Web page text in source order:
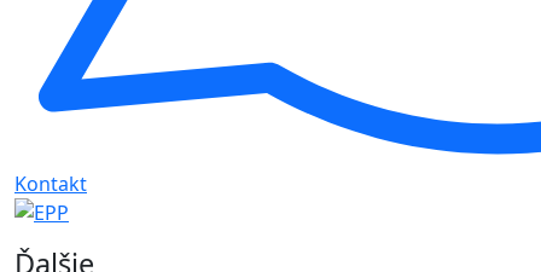
Kontakt
Ďalšie